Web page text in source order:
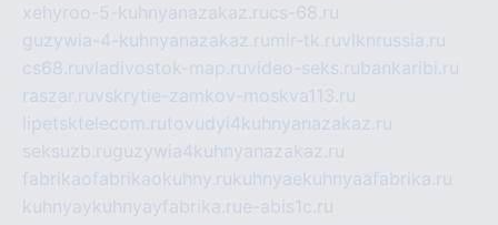
xehyroo-5-kuhnyanazakaz.rucs-68.ru
guzywia-4-kuhnyanazakaz.ru mir-tk.ruvlknrussia.ru
cs68.ruvladivostok-map.ruvideo-seks.rubankaribi.ru
raszar.ruvskrytie-zamkov-moskva113.ru
lipetsktelecom.rutovudyi4kuhnyanazakaz.ru
seksuzb.ruguzywia4kuhnyanazakaz.ru
fabrikaofabrikaokuhny.rukuhnyaekuhnyaafabrika.ru
kuhnyaykuhnyayfabrika.rue-abis1c.ru